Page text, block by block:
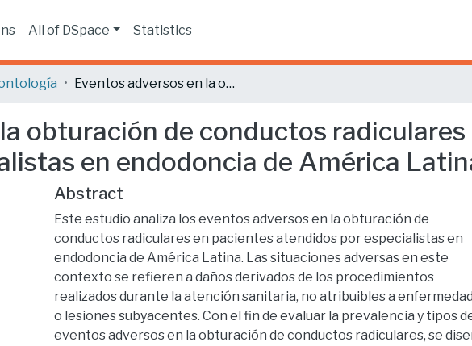
All of DSpace Statistics
Eventos adversos en la obturación de conductos radiculares en pacientes atendidos por especialistas en endodoncia de América Latina.
obturación de conductos
en endodoncia de América
Abstract
Este estudio analiza los eventos adversos en la obturación de
conductos radiculares en pacientes atendidos por especialistas en
endodoncia de América Latina. Las situaciones adversas en este
contexto se refieren a daños derivados de los procedimientos
realizados durante la atención sanitaria, no atribuibles a
o lesiones subyacentes. Con el fin de evaluar la prevalencia y tipos
eventos adversos en la obturación de conductos radiculares, se